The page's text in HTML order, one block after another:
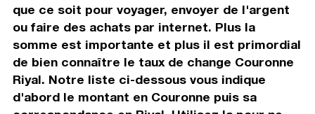
que ce soit pour voyager, envoyer de l'argent
ou faire des achats par internet. Plus la
somme est importante et plus il est primordial
de bien connaître le taux de change Couronne
Riyal. Notre liste ci-dessous vous indique
d'abord le montant en Couronne puis sa